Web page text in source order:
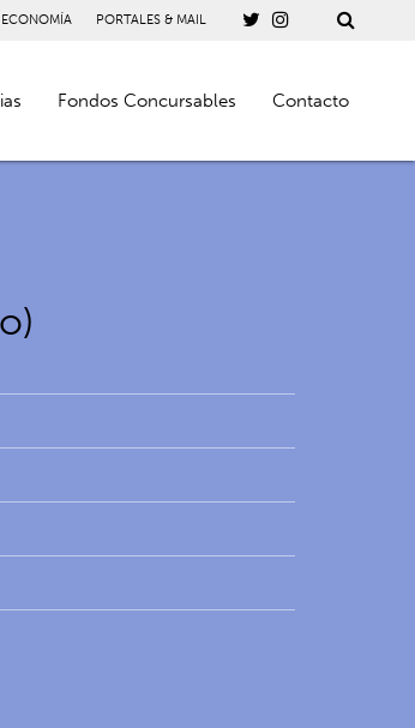
PORTALES & MAIL
Fondos Concursables Contacto